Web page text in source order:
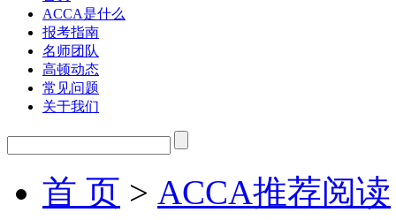
ACCA是什么
报考指南
名师团队
高顿动态
常见问题
关于我们
首 页 > ACCA推荐阅读